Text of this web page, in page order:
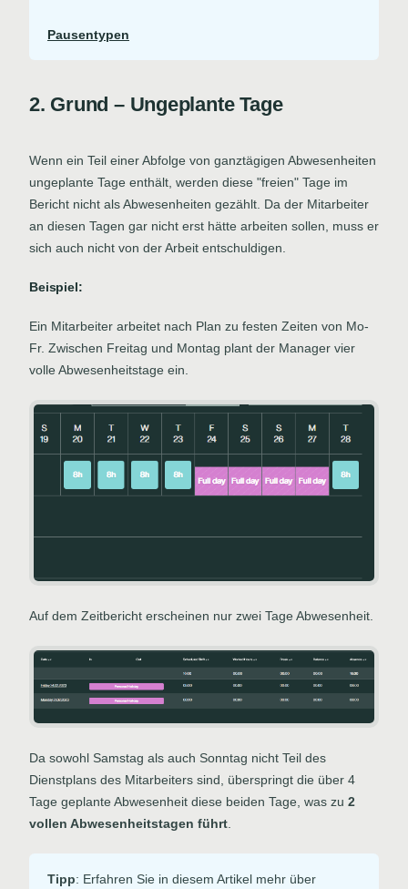
Pausentypen
2. Grund – Ungeplante Tage
Wenn ein Teil einer Abfolge von ganztägigen Abwesenheiten
ungeplante Tage enthält, werden diese "freien" Tage im
Bericht nicht als Abwesenheiten gezählt. Da der Mitarbeiter
an diesen Tagen gar nicht erst hätte arbeiten sollen, muss er
sich auch nicht von der Arbeit entschuldigen.
Beispiel:
Ein Mitarbeiter arbeitet nach Plan zu festen Zeiten von Mo-
Fr. Zwischen Freitag und Montag plant der Manager vier
volle Abwesenheitstage ein.
Auf dem Zeitbericht erscheinen nur zwei Tage Abwesenheit.
Da sowohl Samstag als auch Sonntag nicht Teil des
Dienstplans des Mitarbeiters sind, überspringt die über 4
Tage geplante Abwesenheit diese beiden Tage, was zu 2
vollen Abwesenheitstagen führt
Tipp: Erfahren Sie in diesem Artikel mehr über